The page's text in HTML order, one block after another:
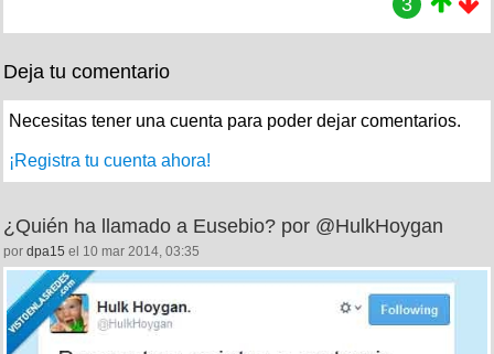
Deja tu comentario
Necesitas tener una cuenta para poder dejar comentarios.
¡Registra tu cuenta ahora!
¿Quién ha llamado a Eusebio? por @HulkHoygan
por dpa15 el 10 mar 2014, 03:35